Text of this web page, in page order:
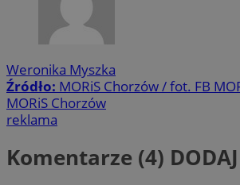
Weronika Myszka
Źródło: MORiS Chorzów / fot. FB
MORiS Chorzów
reklama
Komentarze (4) DODAJ